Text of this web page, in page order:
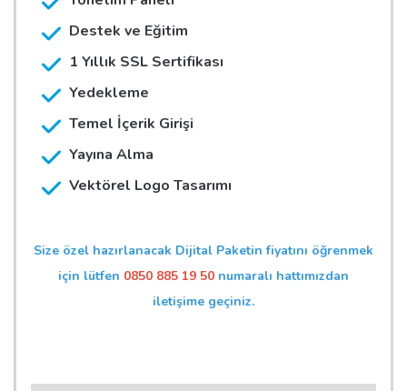
Destek ve Eğitim
1 Yıllık SSL Sertifikası
Yedekleme
Temel İçerik Girişi
Yayına Alma
Vektörel Logo Tasarımı
Size özel hazırlanacak Dijital Paketin fiyatını öğrenmek
için lütfen 0850 885 19 50 numaralı hattımızdan
iletişime geçiniz.